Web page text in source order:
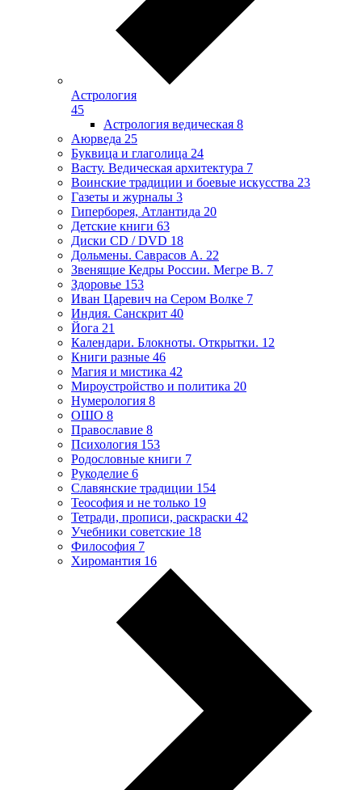
Астрология
45
Астрология ведическая 8
Аюрведа 25
Буквица и глаголица 24
Васту. Ведическая архитектура 7
Воинские традиции и боевые искусства 23
Газеты и журналы 3
Гиперборея, Атлантида 20
Детские книги 63
Диски CD / DVD 18
Дольмены. Саврасов А. 22
Звенящие Кедры России. Мегре В. 7
Здоровье 153
Иван Царевич на Сером Волке 7
Индия. Санскрит 40
Йога 21
Календари. Блокноты. Открытки. 12
Книги разные 46
Магия и мистика 42
Мироустройство и политика 20
Нумерология 8
ОШО 8
Православие 8
Психология 153
Родословные книги 7
Рукоделие 6
Славянские традиции 154
Теософия и не только 19
Тетради, прописи, раскраски 42
Учебники советские 18
Философия 7
Хиромантия 16